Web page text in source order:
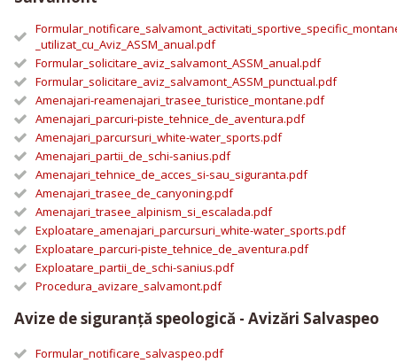
_utilizat_cu_Aviz_ASSM_anual.pdf
Formular_solicitare_aviz_salvamont_ASSM_anual.pdf
Formular_solicitare_aviz_salvamont_ASSM_punctual.pdf
Amenajari-reamenajari_trasee_turistice_montane.pdf
Amenajari_parcuri-piste_tehnice_de_aventura.pdf
Amenajari_parcursuri_white-water_sports.pdf
Amenajari_partii_de_schi-sanius.pdf
Amenajari_tehnice_de_acces_si-sau_siguranta.pdf
Amenajari_trasee_de_canyoning.pdf
Amenajari_trasee_alpinism_si_escalada.pdf
Exploatare_amenajari_parcursuri_white-water_sports.pdf
Exploatare_parcuri-piste_tehnice_de_aventura.pdf
Exploatare_partii_de_schi-sanius.pdf
Procedura_avizare_salvamont.pdf
Avize de siguranță speologică - Avizări Salvaspeo
Formular_notificare_salvaspeo.pdf